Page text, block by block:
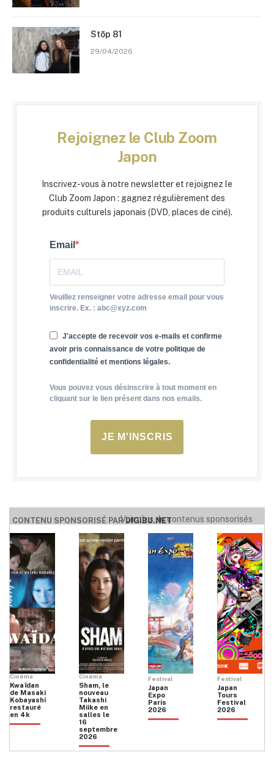
Stōp 81
29/04/2026
Rejoignez le Club Zoom
Japon
Inscrivez-vous à notre newsletter et rejoignez le
Club Zoom Japon : gagnez régulièrement des
produits culturels japonais (DVD, places de ciné).
Email
Veuillez renseigner votre adresse email pour vous
inscrire. Ex. : abc@xyz.com
J'accepte de recevoir vos e-mails et confirme
avoir pris connaissance de votre politique de
confidentialité et mentions légales.
Vous pouvez vous désinscrire à tout moment en
cliquant sur le lien présent dans nos emails.
JE M'INSCRIS
CONTENU SPONSORISÉ PARDIGIBU.NET
Voir plus de contenus sponsorisés
Cinéma
Kwaïdan
de Masaki
Kobayashi
restauré
en 4k
Cinéma
Sham, le
nouveau
Takashi
Miike en
salles le
16
septembre
2026
Festival
Japan
Expo
Paris
2026
Festival
Japan
Tours
Festival
2026